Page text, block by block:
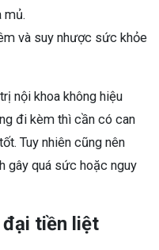
mủ.
và suy nhược sức khỏe
nội khoa không hiệu
đi kèm thì cần có can
Tuy nhiên cũng nên
gây quá sức hoặc nguy
đại tiền liệt